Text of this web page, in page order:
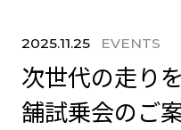
2025.11.25 EVENTS
次世代の走り
舗試乗会のご